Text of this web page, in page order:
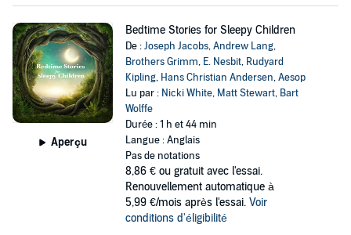
Aperçu
Bedtime Stories for Sleepy Children
De :Joseph Jacobs,Andrew Lang,
Brothers Grimm, E. Nesbit, Rudyard
Kipling, Hans Christian Andersen,Aesop
Lu par : Nicki White, Matt Stewart, Bart
Wolffe
Durée : 1 h et 44 min
Langue : Anglais
Pas de notations
8,86 € ou gratuit avec l'essai.
Renouvellement automatique à
5,99 €/mois après l'essai. Voir
conditions d'éligibilité